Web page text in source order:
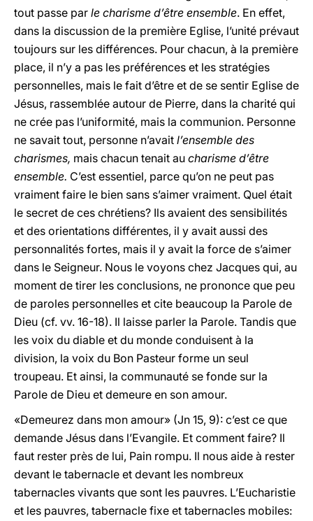
tout passe par le charisme d’être ensemble. En effet,
dans la discussion de la première Eglise, l’unité prévaut
toujours sur les différences. Pour chacun, à la première
place, il n’y a pas les préférences et les stratégies
personnelles, mais le fait d’être et de se sentir Eglise de
Jésus, rassemblée autour de Pierre, dans la charité qui
ne crée pas l’uniformité, mais la communion. Personne
ne savait tout, personne n’avait l’ensemble des
charismes, mais chacun tenait au charisme d’être
ensemble. C’est essentiel, parce qu’on ne peut pas
vraiment faire le bien sans s’aimer vraiment. Quel était
le secret de ces chrétiens? Ils avaient des sensibilités
et des orientations différentes, il y avait aussi des
personnalités fortes, mais il y avait la force de s’aimer
dans le Seigneur. Nous le voyons chez Jacques qui, au
moment de tirer les conclusions, ne prononce que peu
de paroles personnelles et cite beaucoup la Parole de
Dieu (cf. vv. 16-18). Il laisse parler la Parole. Tandis que
les voix du diable et du monde conduisent à la
division, la voix du Bon Pasteur forme un seul
troupeau. Et ainsi, la communauté se fonde sur la
Parole de Dieu et demeure en son amour.
«Demeurez dans mon amour» (Jn 15, 9): c’est ce que
demande Jésus dans l’Evangile. Et comment faire? Il
faut rester près de lui, Pain rompu. Il nous aide à rester
devant le tabernacle et devant les nombreux
tabernacles vivants que sont les pauvres. L’Eucharistie
et les pauvres, tabernacle fixe et tabernacles mobiles: